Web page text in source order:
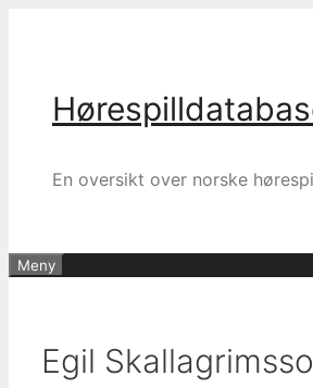
En oversikt over norske
Meny
Egil